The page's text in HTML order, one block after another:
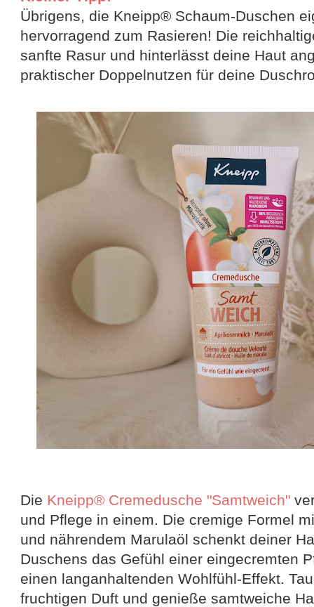
Übrigens, die Kneipp® Schaum-Duschen
hervorragend zum Rasieren! Die
sanfte Rasur und hinterlässt deine Haut
praktischer Doppelnutzen für deine
Die Kneipp® Cremedusche "Samtweich"
und Pflege in einem. Die cremige Formel
und nährendem Marulaöl schenkt deiner
Duschens das Gefühl einer eingecremten
einen langanhaltenden Wohlfühl-Effekt.
fruchtigen Duft und genieße samtweiche